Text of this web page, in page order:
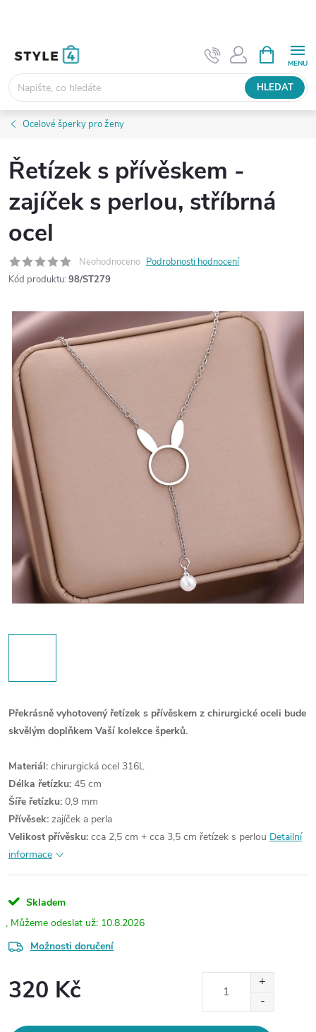
HLEDAT
NÁKUPNÍ
KOŠÍK
Ocelové šperky pro ženy
Řetízek s přívěskem -
zajíček s perlou, stříbrná
ocel
Neohodnoceno Podrobnosti hodnocení
Kód produktu: 98/ST279
Překrásně vyhotovený řetízek s přívěskem z chirurgické oceli bude
skvělým doplňkem Vaší kolekce šperků.
Materiál: chirurgická ocel 316L
Délka řetízku: 45 cm
Šíře řetízku: 0,9 mm
Přívěsek: zajíček a perla
Velikost přívěsku: cca 2,5 cm + cca 3,5 cm řetízek s perlou Detailní
informace
Skladem
10.8.2026
Možnosti doručení
320 Kč